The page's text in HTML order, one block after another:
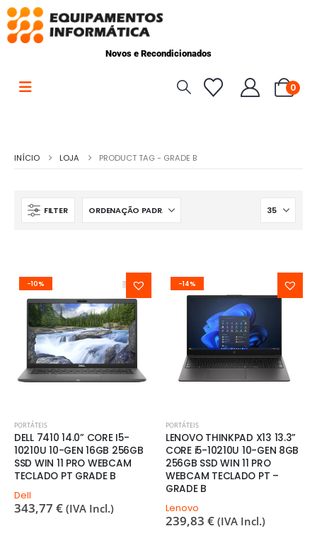
Novos e Recondicionados
0
INÍCIO LOJA PRODUCT TAG - GRADE B
FILTER
-10%
PORTÁTEIS
DELL 7410 14.0” CORE I5-
10210U 10-GEN 16GB 256GB
SSD WIN 11 PRO WEBCAM
TECLADO PT GRADE B
Dell
343,77 € (IVA Incl.)
-14%
PORTÁTEIS
LENOVO THINKPAD X13 13.3”
CORE i5-10210U 10-GEN 8GB
256GB SSD WIN 11 PRO
WEBCAM TECLADO PT –
GRADE B
Lenovo
239,83 € (IVA Incl.)